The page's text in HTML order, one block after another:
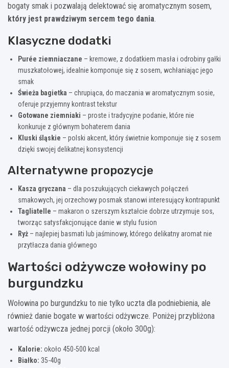
bogaty smak i pozwalają delektować się aromatycznym sosem,
który jest prawdziwym sercem tego dania.
Klasyczne dodatki
Purée ziemniaczane – kremowe, z dodatkiem masła i odrobiny gałki
muszkatołowej, idealnie komponuje się z sosem, wchłaniając jego
smak
Świeża bagietka – chrupiąca, do maczania w aromatycznym sosie,
oferuje przyjemny kontrast tekstur
Gotowane ziemniaki – proste i tradycyjne podanie, które nie
konkuruje z głównym bohaterem dania
Kluski śląskie – polski akcent, który świetnie komponuje się z sosem
dzięki swojej delikatnej konsystencji
Alternatywne propozycje
Kasza gryczana – dla poszukujących ciekawych połączeń
smakowych, jej orzechowy posmak stanowi interesujący kontrapunkt
Tagliatelle – makaron o szerszym kształcie dobrze utrzymuje sos,
tworząc satysfakcjonujące danie w stylu fusion
Ryż – najlepiej basmati lub jaśminowy, którego delikatny aromat nie
przytłacza dania głównego
Wartości odżywcze wołowiny po
burgundzku
Wołowina po burgundzku to nie tylko uczta dla podniebienia, ale
również danie bogate w wartości odżywcze. Poniżej przybliżona
wartość odżywcza jednej porcji (około 300g):
Kalorie: około 450-500 kcal
Białko: 35-40g